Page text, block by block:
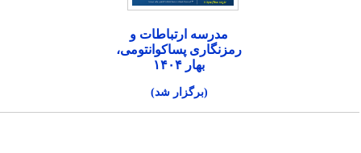
مدرسه ارتباطات و
رمزنگاری پساکوانتومی،
بهار ۱۴۰۴
(برگزار شد)